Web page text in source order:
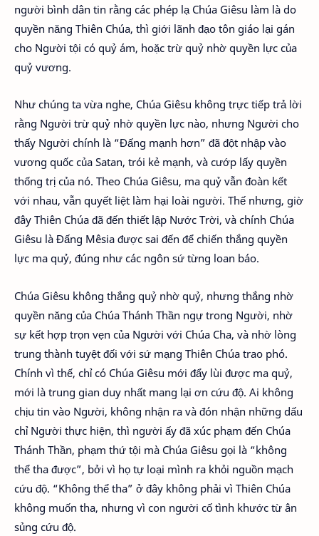
người bình dân tin rằng các phép lạ Chúa Giêsu làm là do
quyền năng Thiên Chúa, thì giới lãnh đạo tôn giáo lại gán
cho Người tội có quỷ ám, hoặc trừ quỷ nhờ quyền lực của
quỷ vương.
Như chúng ta vừa nghe, Chúa Giêsu không trực tiếp trả lời
rằng Người trừ quỷ nhờ quyền lực nào, nhưng Người cho
thấy Người chính là “Đấng mạnh hơn” đã đột nhập vào
vương quốc của Satan, trói kẻ mạnh, và cướp lấy quyền
thống trị của nó. Theo Chúa Giêsu, ma quỷ vẫn đoàn kết
với nhau, vẫn quyết liệt làm hại loài người. Thế nhưng, giờ
đây Thiên Chúa đã đến thiết lập Nước Trời, và chính Chúa
Giêsu là Đấng Mêsia được sai đến để chiến thắng quyền
lực ma quỷ, đúng như các ngôn sứ từng loan báo.
Chúa Giêsu không thắng quỷ nhờ quỷ, nhưng thắng nhờ
quyền năng của Chúa Thánh Thần ngự trong Người, nhờ
sự kết hợp trọn vẹn của Người với Chúa Cha, và nhờ lòng
trung thành tuyệt đối với sứ mạng Thiên Chúa trao phó.
Chính vì thế, chỉ có Chúa Giêsu mới đẩy lùi được ma quỷ,
mới là trung gian duy nhất mang lại ơn cứu độ. Ai không
chịu tin vào Người, không nhận ra và đón nhận những dấu
chỉ Người thực hiện, thì người ấy đã xúc phạm đến Chúa
Thánh Thần, phạm thứ tội mà Chúa Giêsu gọi là “không
thể tha được”, bởi vì họ tự loại mình ra khỏi nguồn mạch
cứu độ. “Không thể tha” ở đây không phải vì Thiên Chúa
không muốn tha, nhưng vì con người cố tình khước từ ân
sủng cứu độ.